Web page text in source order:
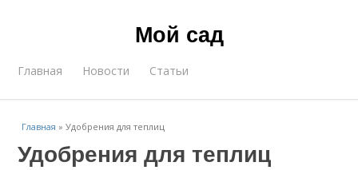
Мой сад
Главная Новости Статьи
Главная »Удобрения для теплиц
Удобрения для теплиц